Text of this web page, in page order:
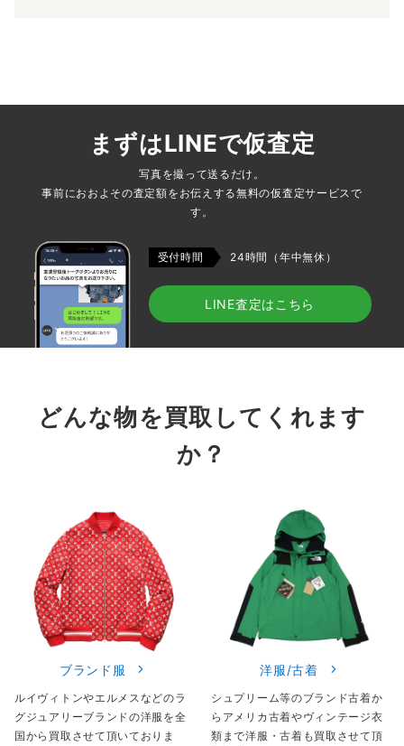
まずはLINEで仮査定
写真を撮って送るだけ。
事前におおよその査定額をお伝えする無料の仮査定サービスで
す。
受付時間 24時間（年中無休）
LINE査定はこちら
どんな物を買取してくれます
か？
ブランド服
ルイヴィトンやエルメスなどのラ
グジュアリーブランドの洋服を全
国から買取させて頂いておりま
洋服/古着
シュプリーム等のブランド古着か
らアメリカ古着やヴィンテージ衣
類まで洋服・古着も買取させて頂